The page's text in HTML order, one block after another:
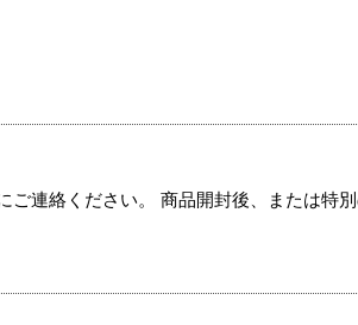
連絡ください。 商品開封後、または特